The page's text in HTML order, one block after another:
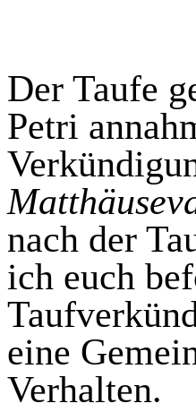
Der Taufe
Petri
nach der
ich euch
eine
Verhalten.